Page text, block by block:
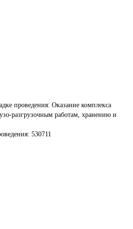
проведения: Оказание комплекса
разгрузочным работам, хранению и
530711